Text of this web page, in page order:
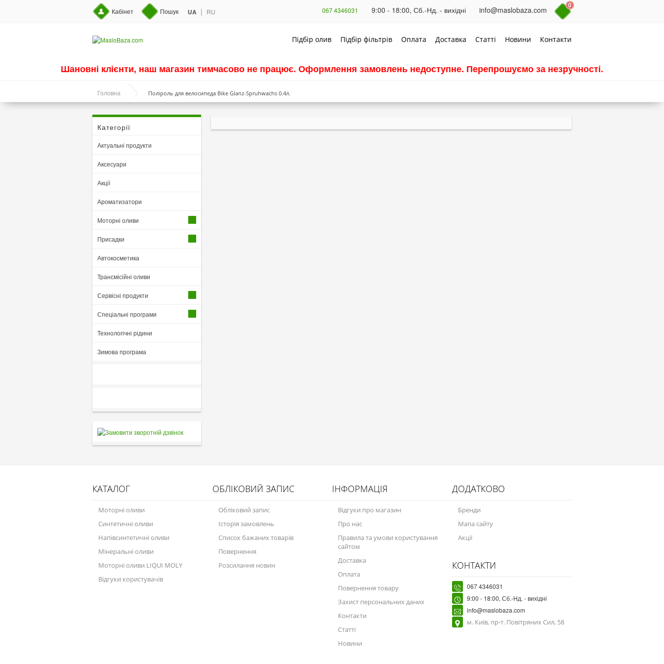
Кабінет Пошук UA | RU 067 4346031 9:00 - 18:00, Сб.-Нд. - вихідні info@maslobaza.com 0
Підбір олив Підбір фільтрів Оплата Доставка Статті Новини Контакти
Шановні клієнти, наш магазин тимчасово не працює. Оформлення замовлень недоступне. Перепрошуємо за незручності.
Головна Поліроль для велосипеда Bike Glanz-Spruhwachs 0.4л.
Категорії
Актуальні продукти
Аксесуари
Акції
Ароматизатори
Моторні оливи
Присадки
Автокосметика
Трансмісійні оливи
Сервісні продукти
Спеціальні програми
Технологічні рідини
Зимова програма
КАТАЛОГ
Моторні оливи
Синтетичні оливи
Напівсинтетичні оливи
Мінеральні оливи
Моторні оливи LIQUI MOLY
Відгуки користувачів
ОБЛІКОВИЙ ЗАПИС
Обліковий запис
Історія замовлень
Список бажаних товарів
Повернення
Розсилання новин
ІНФОРМАЦІЯ
Відгуки про магазин
Про нас
Правила та умови користування
сайтом
Доставка
Оплата
Повернення товару
Захист персональних даних
Контакти
Статті
Новини
ДОДАТКОВО
Бренди
Мапа сайту
Акції
КОНТАКТИ
067 4346031
9:00 - 18:00, Сб.-Нд. - вихідні
info@maslobaza.com
м. Київ, пр-т. Повітряних Сил, 58